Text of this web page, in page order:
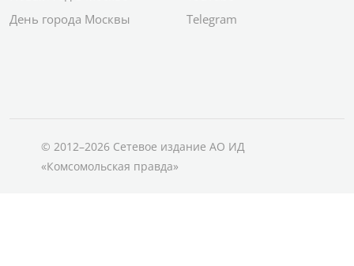
День города Москвы
Telegram
© 2012–2026 Сетевое издание АО ИД
«Комсомольская правда»